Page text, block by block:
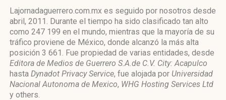
Lajornadaguerrero.com.mx es seguido por nosotros desde
abril, 2011. Durante el tiempo ha sido clasificado tan alto
como 247 199 en el mundo, mientras que la mayoría de su
tráfico proviene de México, donde alcanzó la más alta
posición 3 661. Fue propiedad de varias entidades, desde
Editora de Medios de Guerrero S.A.de C.V. City: Acapulco
hasta Dynadot Privacy Service, fue alojada por Universidad
Nacional Autonoma de Mexico, WHG Hosting Services Ltd
y others.